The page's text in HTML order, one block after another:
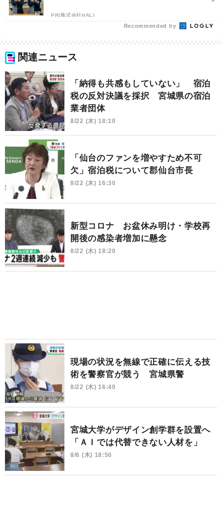
PR(株式会社HAL)
Recommended by
関連ニュース
「納得も共感もしていない」 宿泊
税の反対決議を採択 宮城県の宿泊
業者団体
8/22 (木) 18:10
「仙台のファンを増やすため不可
欠」宿泊税について郡仙台市長
8/22 (木) 16:30
新型コロナ お盆休み明け・学校再
開後の感染者増加に懸念
8/22 (木) 18:20
現場の状況を無線で正確に伝える技
術を警察官が競う 宮城県警
8/22 (木) 16:40
宮城大学がデザイン創学群を設置へ
「ＡＩでは代替できない人材を」
8/6 (木) 18:50